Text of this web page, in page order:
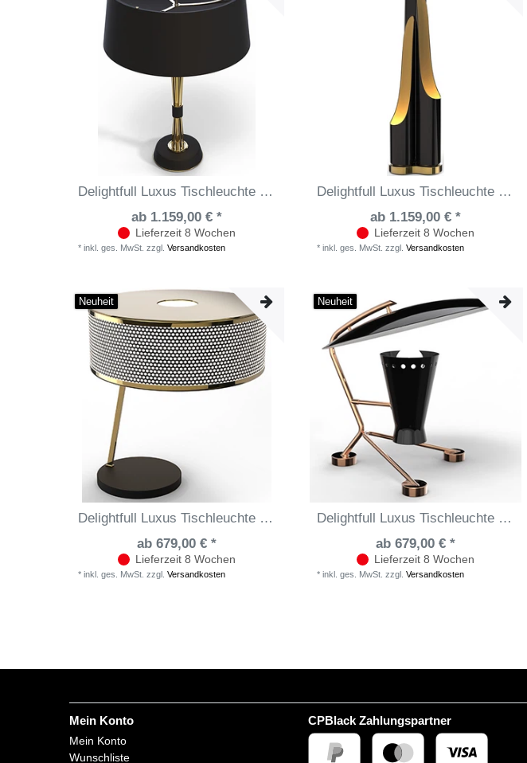
Delightfull Luxus Tischleuchte Miles
ab 1.159,00 € *
Lieferzeit 8 Wochen
*inkl. ges. MwSt. zzgl.Versandkosten
Delightfull Luxus Tischleuchte Coltrane
ab 1.159,00 € *
Lieferzeit 8 Wochen
*inkl. ges. MwSt. zzgl.Versandkosten
Neuheit
Delightfull Luxus Tischleuchte Marcus
ab 679,00 € *
Lieferzeit 8 Wochen
*inkl. ges. MwSt. zzgl.Versandkosten
Neuheit
Delightfull Luxus Tischleuchte Barry
ab 679,00 € *
Lieferzeit 8 Wochen
*inkl. ges. MwSt. zzgl.Versandkosten
Mein Konto
Mein Konto
Wunschliste
CPBlack Zahlungspartner